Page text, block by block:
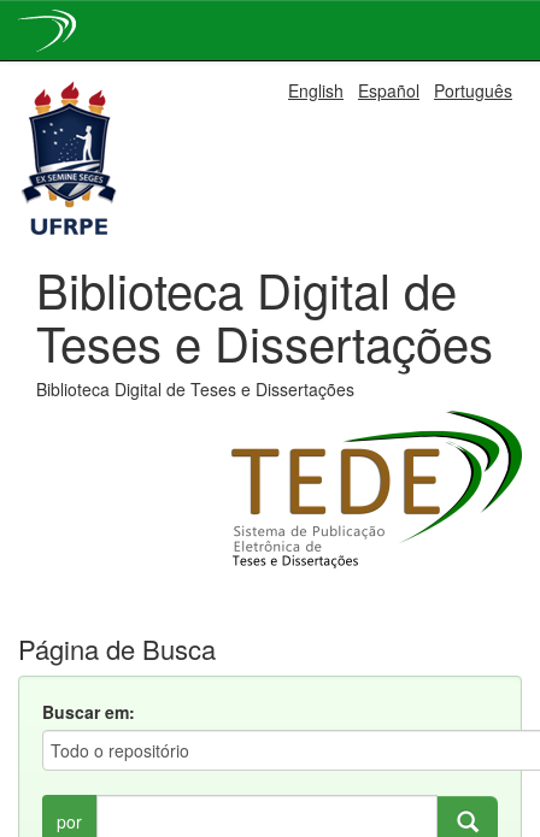
navigation
English Español Português
Biblioteca Digital de
Teses e Dissertações
Biblioteca Digital de Teses e Dissertações
Página de Busca
Buscar em:
por